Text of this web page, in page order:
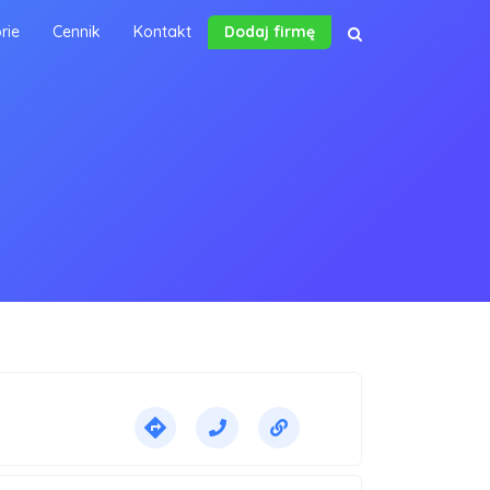
Cennik Kontakt Dodaj firmę
directions